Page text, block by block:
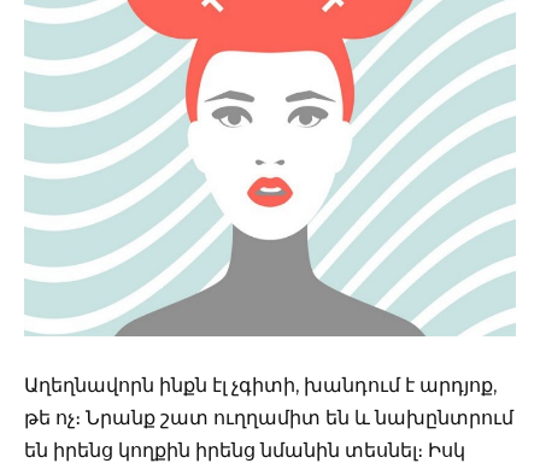
Աղեղնավորն ինքն էլ չգիտի, խանդում է արդյոք,
թե ոչ։ Նրանք շատ ուղղամիտ են և նախընտրում
են իրենց կողքին իրենց նմանին տեսնել։ Իսկ